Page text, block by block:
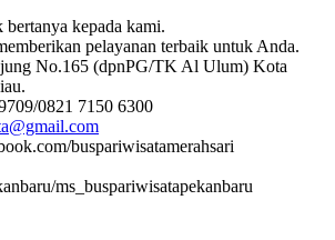
bertanya kepada kami.
pelayanan terbaik untuk Anda.
No.165 (dpnPG/TK Al Ulum) Kota
0821 7150 6300
buspariwisatamerahsari
ms_buspariwisatapekanbaru